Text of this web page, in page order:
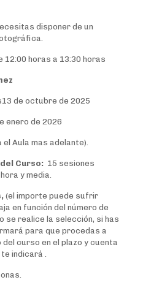
disponer de un
12:00 horas a 13:30 horas
de octubre de 2025
enero de 2026
Aula mas adelante).
Curso: 15 sesiones
y media.
(el importe puede sufrir
en función del número de
se realice la selección, si has
para que procedas a
curso en el plazo y cuenta
indicará .